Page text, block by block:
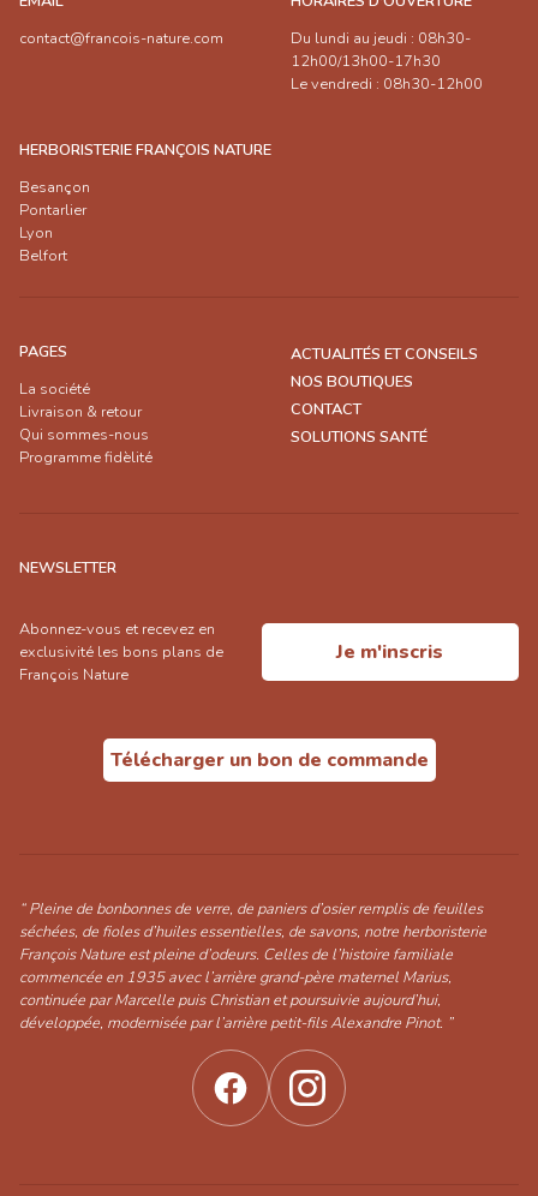
contact@francois-nature.com
Du lundi au jeudi : 08h30-
12h00/13h00-17h30
Le vendredi : 08h30-12h00
HERBORISTERIE FRANÇOIS NATURE
Besançon
Pontarlier
Lyon
Belfort
PAGES
La société
Livraison & retour
Qui sommes-nous
Programme fidèlité
ACTUALITÉS ET CONSEILS
NOS BOUTIQUES
CONTACT
SOLUTIONS SANTÉ
NEWSLETTER
Abonnez-vous et recevez en
exclusivité les bons plans de
François Nature
Je m'inscris
Télécharger un bon de commande
“ Pleine de bonbonnes de verre, de paniers d’osier remplis de feuilles
séchées, de fioles d’huiles essentielles, de savons, notre herboristerie
François Nature est pleine d’odeurs. Celles de l’histoire familiale
commencée en 1935 avec l’arrière grand-père maternel Marius,
continuée par Marcelle puis Christian et poursuivie aujourd’hui,
développée, modernisée par l’arrière petit-fils Alexandre Pinot. ”